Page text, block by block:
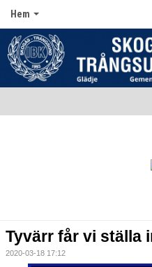
Hem
Dokument
Tyvärr får vi ställa
2020-03-18 17:12